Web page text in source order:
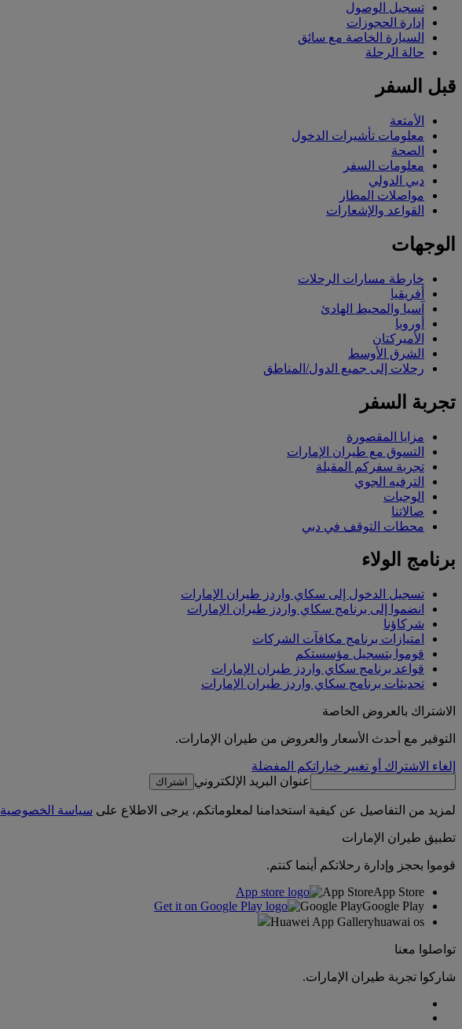
تسجيل الوصول
إدارة الحجوزات
السيارة الخاصة مع سائق
حالة الرحلة
قبل السفر
الأمتعة
معلومات تأشيرات الدخول
الصحة
معلومات السفر
دبي الدولي
مواصلات المطار
القواعد والإشعارات
الوجهات
خارطة مسارات الرحلات
أفريقيا
آسيا والمحيط الهادئ
أوروبا
الأميركتان
الشرق الأوسط
رحلات إلى جميع الدول/المناطق
تجربة السفر
مزايا المقصورة
التسوق مع طيران الإمارات
تجربة سفركم المقبلة
الترفيه الجوي
الوجبات
صالاتنا
محطات التوقف في دبي
برنامج الولاء
تسجيل الدخول إلى سكاي واردز طيران الإمارات
انضموا إلى برنامج سكاي واردز طيران الإمارات
شركاؤنا
امتيازات برنامج مكافآت الشركات
قوموا بتسجيل مؤسستكم
قواعد برنامج سكاي واردز طيران الإمارات
تحديثات برنامج سكاي واردز طيران الإمارات
الاشتراك بالعروض الخاصة
التوفير مع أحدث الأسعار والعروض من طيران الإمارات.
إلغاء الاشتراك أو تغيير خياراتكم المفضلة
عنوان البريد الإلكتروني
اشتراك
لمزيد من التفاصيل عن كيفية استخدامنا لمعلوماتكم، يرجى الاطلاع على سياسة الخصوصية
تطبيق طيران الإمارات
قوموا بحجز وإدارة رحلاتكم أينما كنتم.
App StoreApp Store
Google PlayGoogle Play
Huawei App Galleryhuawai os
تواصلوا معنا
شاركوا تجربة طيران الإمارات.